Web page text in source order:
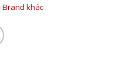
Brand khác